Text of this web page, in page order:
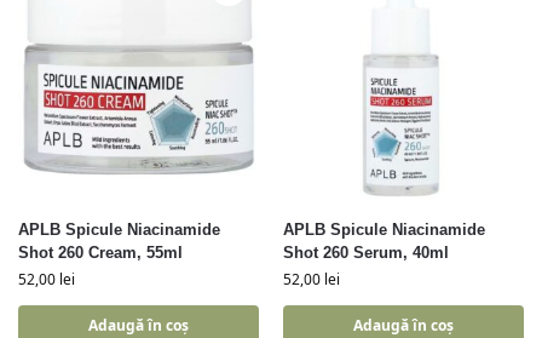
APLB Spicule Niacinamide
Shot 260 Cream, 55ml
52,00 lei
Adaugă în coș
APLB Spicule Niacinamide
Shot 260 Serum, 40ml
52,00 lei
Adaugă în coș